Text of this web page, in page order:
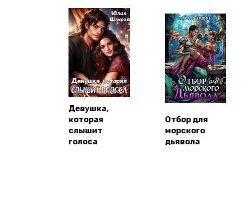
Девушка,
которая
слышит
голоса
Отбор для
морского
дьявола